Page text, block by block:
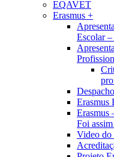
EQAVET
Erasmus +
Escolar
Erasmus
Erasmus
Foi
Video do